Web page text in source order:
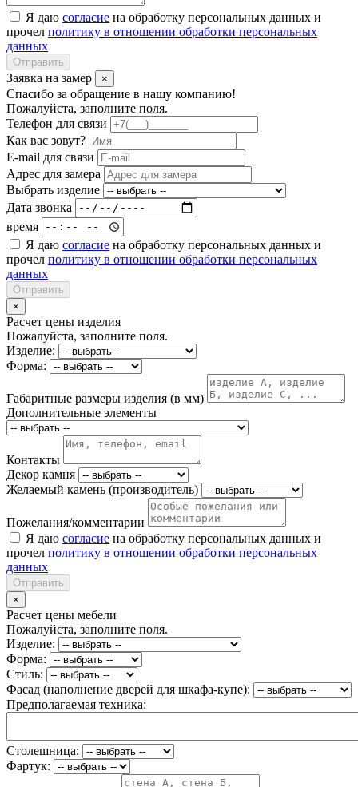
Я даю согласие на обработку персональных данных и
прочел политику в отношении обработки персональных
данных
Отправить
Заявка на замер ×
Спасибо за обращение в нашу компанию!
Пожалуйста, заполните поля.
Телефон для связи
Как вас зовут?
E-mail для связи
Адрес для замера
Выбрать изделие
Дата звонка
время
Я даю согласие на обработку персональных данных и
прочел политику в отношении обработки персональных
данных
Отправить
×
Расчет цены изделия
Пожалуйста, заполните поля.
Изделие:
Форма:
Габаритные размеры изделия (в мм)
Дополнительные элементы
Контакты
Декор камня
Желаемый камень (производитель)
Пожелания/комментарии
Я даю согласие на обработку персональных данных и
прочел политику в отношении обработки персональных
данных
Отправить
×
Расчет цены мебели
Пожалуйста, заполните поля.
Изделие:
Форма:
Стиль:
Фасад (наполнение дверей для шкафа-купе):
Предполагаемая техника:
Столешница:
Фартук: